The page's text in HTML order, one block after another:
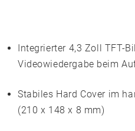
Integrierter 4,3 Zoll TFT-
Videowiedergabe beim
Stabiles Hard Cover im
(210 x 148 x 8 mm)